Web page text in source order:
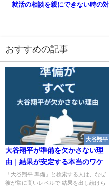
就活の相談を親にできない時の
おすすめの記事
大谷翔平
大谷翔平が準備を欠かさない理
由｜結果が安定する本当のワケ
「大谷翔平 準備」と検索する人は、なぜ
彼が常に高いレベルで 結果を出し続けら